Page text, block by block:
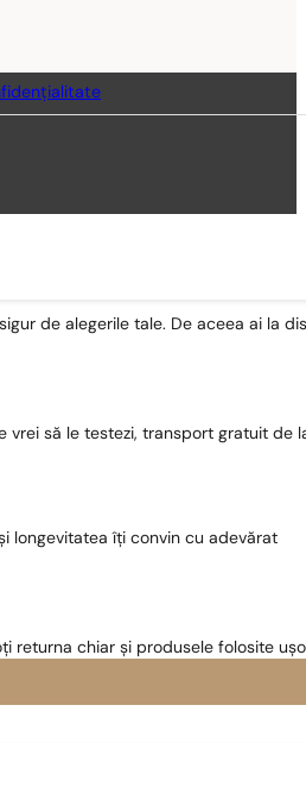
de alegerile tale. De aceea ai la
vrei să le testezi, transport gratuit de
longevitatea îți convin cu adevărat
returna chiar și produsele folosite